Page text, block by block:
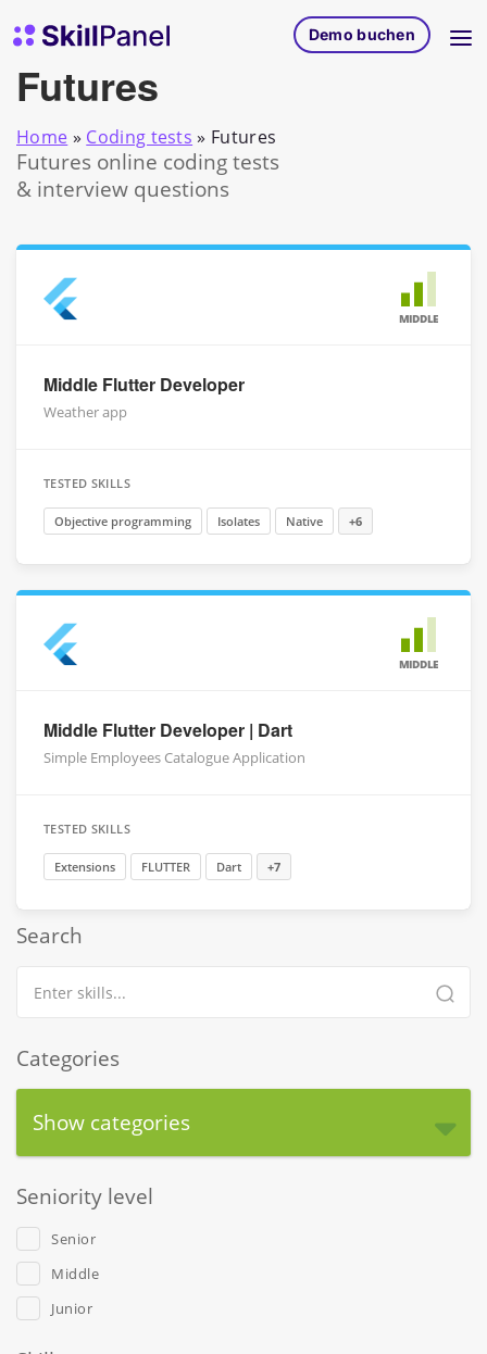
SkillPanel Startseite
Demo buchen
Futures
Home » Coding tests » Futures
Futures online coding tests
& interview questions
MIDDLE
Middle Flutter Developer
Weather app
TESTED SKILLS
Objective programming Isolates Native +6
MIDDLE
Middle Flutter Developer | Dart
Simple Employees Catalogue Application
TESTED SKILLS
Extensions FLUTTER Dart +7
Search
Categories
Show categories
Seniority level
Senior
Middle
Junior